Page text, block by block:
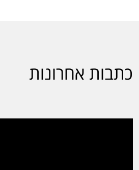
כתבות אחרונות